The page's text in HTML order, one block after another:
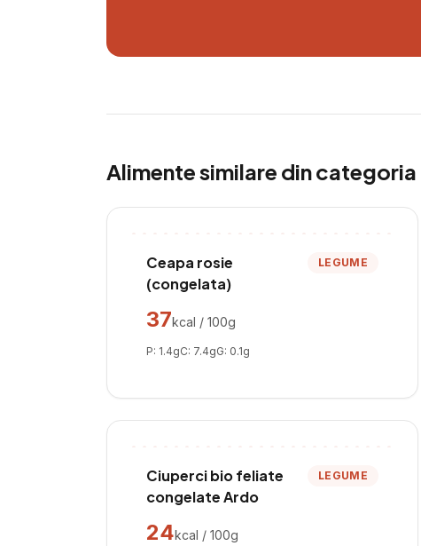
Alimente similare din categoria
Ceapa rosie
(congelata)
LEGUME
37kcal / 100g
P: 1.4gC: 7.4gG: 0.1g
Ciuperci bio feliate
congelate Ardo
LEGUME
24kcal / 100g